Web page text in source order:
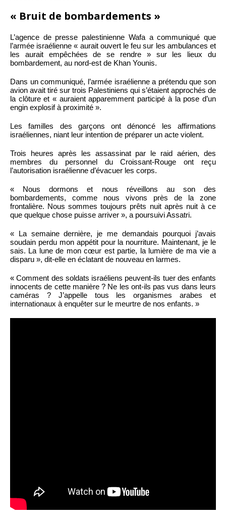
« Bruit de bombardements »
L’agence de presse palestinienne Wafa a communiqué que
l’armée israélienne « aurait ouvert le feu sur les ambulances et
les aurait empêchées de se rendre » sur les lieux du
bombardement, au nord-est de Khan Younis.
Dans un communiqué, l’armée israélienne a prétendu que son
avion avait tiré sur trois Palestiniens qui s’étaient approchés de
la clôture et « auraient apparemment participé à la pose d’un
engin explosif à proximité ».
Les familles des garçons ont dénoncé les affirmations
israéliennes, niant leur intention de préparer un acte violent.
Trois heures après les assassinat par le raid aérien, des
membres du personnel du Croissant-Rouge ont reçu
l’autorisation israélienne d’évacuer les corps.
« Nous dormons et nous réveillons au son des
bombardements, comme nous vivons près de la zone
frontalière. Nous sommes toujours prêts nuit après nuit à ce
que quelque chose puisse arriver », a poursuivi Assatri.
« La semaine dernière, je me demandais pourquoi j’avais
soudain perdu mon appétit pour la nourriture. Maintenant, je le
sais. La lune de mon cœur est partie, la lumière de ma vie a
disparu », dit-elle en éclatant de nouveau en larmes.
« Comment des soldats israéliens peuvent-ils tuer des enfants
innocents de cette manière ? Ne les ont-ils pas vus dans leurs
caméras ? J’appelle tous les organismes arabes et
internationaux à enquêter sur le meurtre de nos enfants. »